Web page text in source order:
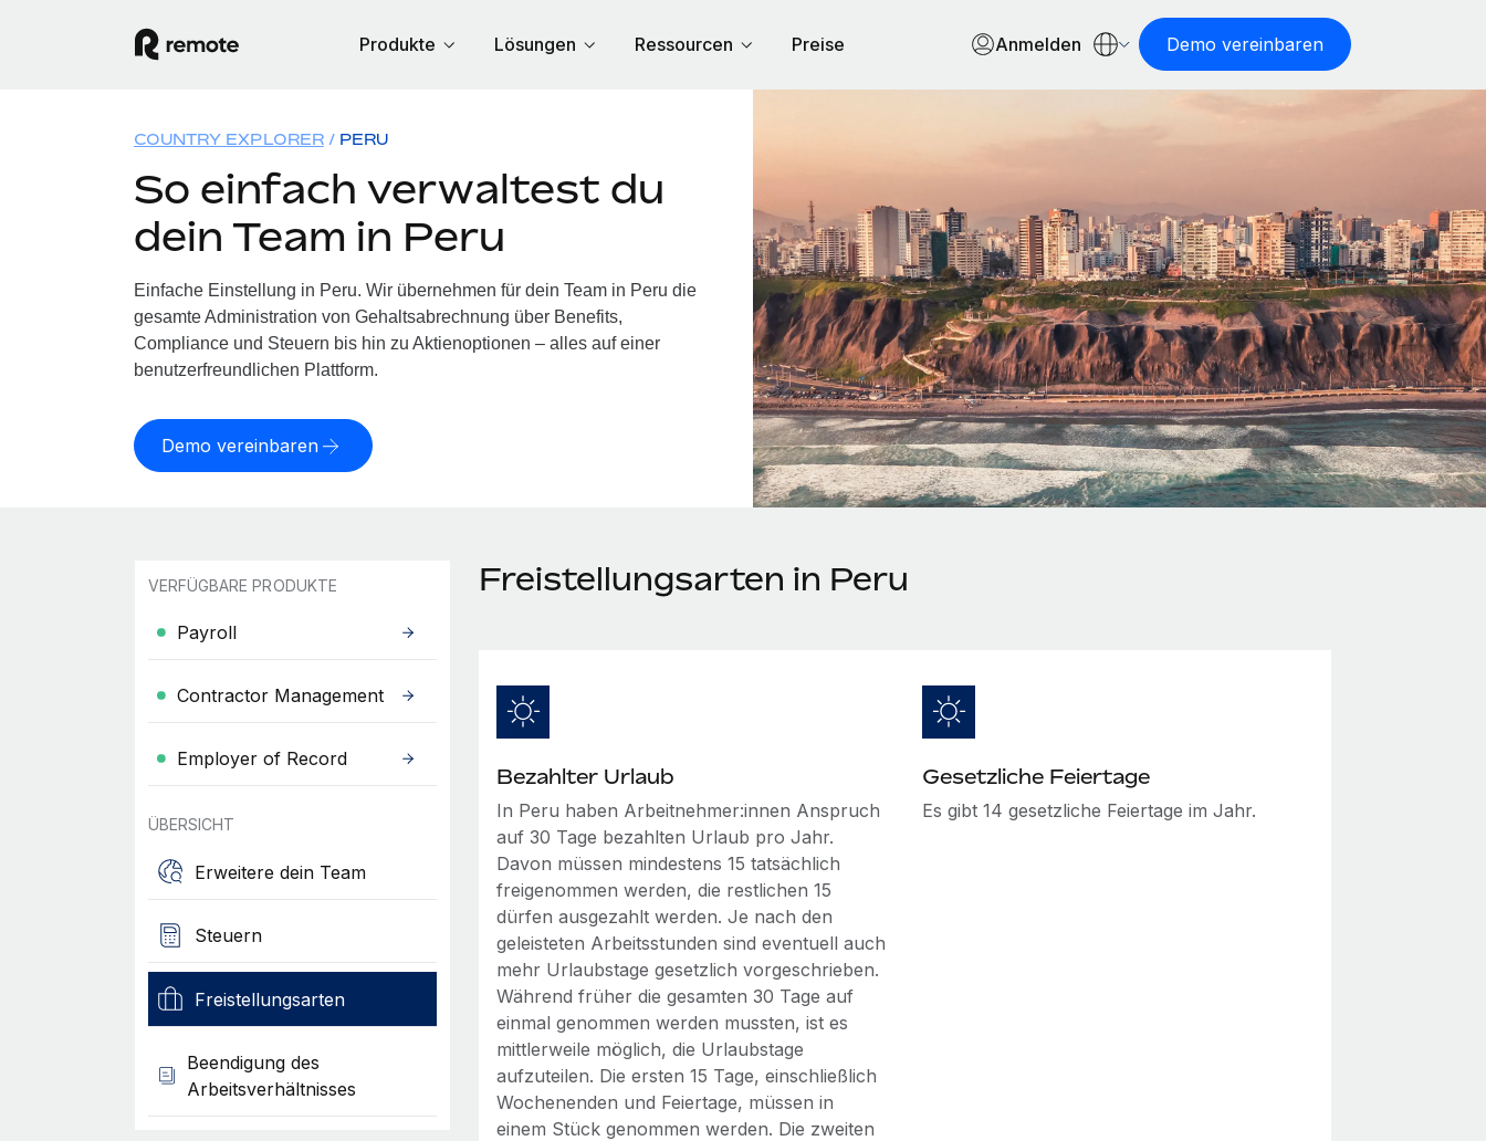
Produkte Lösungen Ressourcen Preise Anmelden Demo vereinbaren
COUNTRY EXPLORER PERU
So einfach verwaltest du
dein Team in Peru
Einfache Einstellung in Peru. Wir übernehmen für dein Team in Peru die
gesamte Administration von Gehaltsabrechnung über Benefits,
Compliance und Steuern bis hin zu Aktienoptionen – alles auf einer
benutzerfreundlichen Plattform.
Demo vereinbaren
VERFÜGBARE PRODUKTE
Payroll
Contractor Management
Employer of Record
ÜBERSICHT
Erweitere dein Team
Steuern
Freistellungsarten
Beendigung des
Arbeitsverhältnisses
Freistellungsarten in Peru
Bezahlter Urlaub
In Peru haben Arbeitnehmer:innen Anspruch
auf 30 Tage bezahlten Urlaub pro Jahr.
Davon müssen mindestens 15 tatsächlich
freigenommen werden, die restlichen 15
dürfen ausgezahlt werden. Je nach den
geleisteten Arbeitsstunden sind eventuell auch
mehr Urlaubstage gesetzlich vorgeschrieben.
Während früher die gesamten 30 Tage auf
einmal genommen werden mussten, ist es
mittlerweile möglich, die Urlaubstage
aufzuteilen. Die ersten 15 Tage, einschließlich
Wochenenden und Feiertage, müssen in
einem Stück genommen werden. Die zweiten
Gesetzliche Feiertage
Es gibt 14 gesetzliche Feiertage im Jahr.